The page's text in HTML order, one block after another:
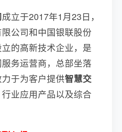
成立于2017年1月23日，
公司和中国银联股份
的高新技术企业，是
务运营商，总部坐落
于为客户提供智慧交
业应用产品以及综合